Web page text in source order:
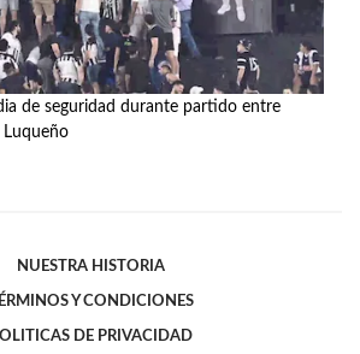
de seguridad durante partido entre
NUESTRA HISTORIA
Y CONDICIONES
DE PRIVACIDAD